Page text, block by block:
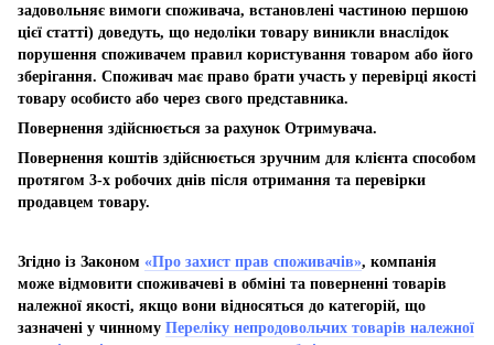
задовольняє вимоги споживача, встановлені частиною першою
цієї статті) доведуть, що недоліки товару виникли внаслідок
порушення споживачем правил користування товаром або його
зберігання. Споживач має право брати участь у перевірці якості
товару особисто або через свого представника.
Повернення здійснюється за рахунок Отримувача.
Повернення коштів здійснюється зручним для клієнта способом
протягом 3-х робочих днів після отримання та перевірки
продавцем товару.
Згідно із Законом «Про захист прав споживачів», компанія
може відмовити споживачеві в обміні та поверненні товарів
належної якості, якщо вони відносяться до категорій, що
зазначені у чинному Переліку непродовольчих товарів належної